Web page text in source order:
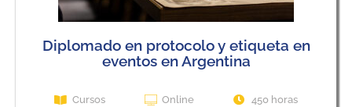
Diplomado en protocolo y etiqueta en
eventos en Argentina
Cursos Online 450 horas